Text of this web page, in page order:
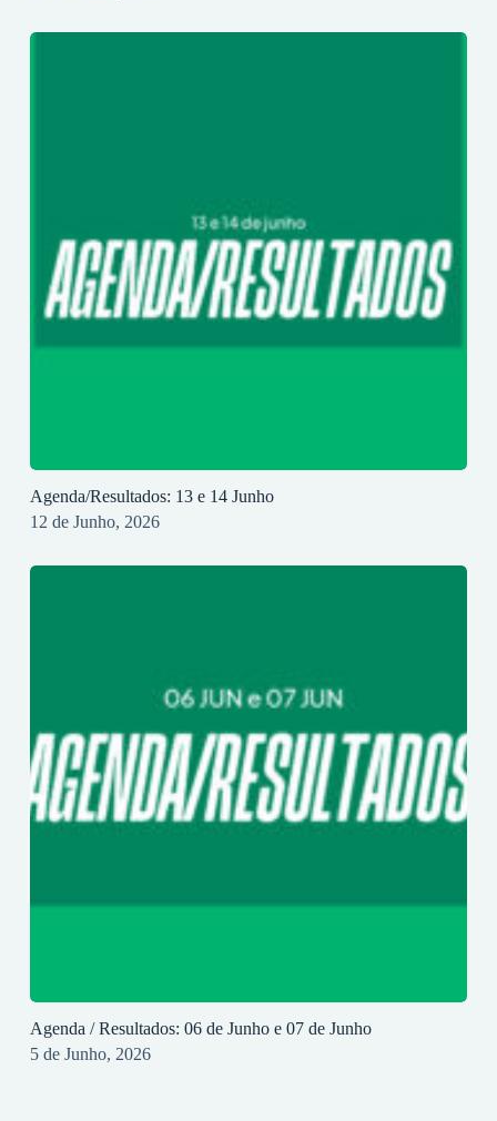
Agenda/Resultados: 13 e 14 Junho
12 de Junho, 2026
Agenda / Resultados: 06 de Junho e 07 de Junho
5 de Junho, 2026